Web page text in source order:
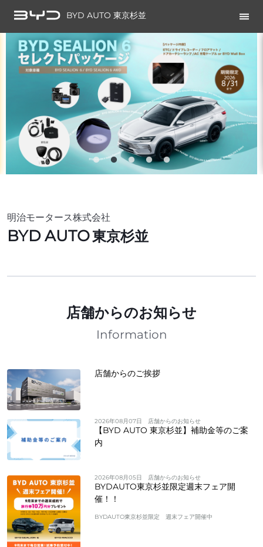
BYD AUTO 東京杉並
明治モータース株式会社
BYD AUTO東京杉並
店舗からのお知らせ
Information
店舗からのご挨拶
2026年08月07日 店舗からのお知らせ
【BYD AUTO 東京杉並】補助金等のご案
内
2026年08月05日 店舗からのお知らせ
BYDAUTO東京杉並限定週末フェア開
催！！
BYDAUTO東京杉並限定 週末フェア開催中